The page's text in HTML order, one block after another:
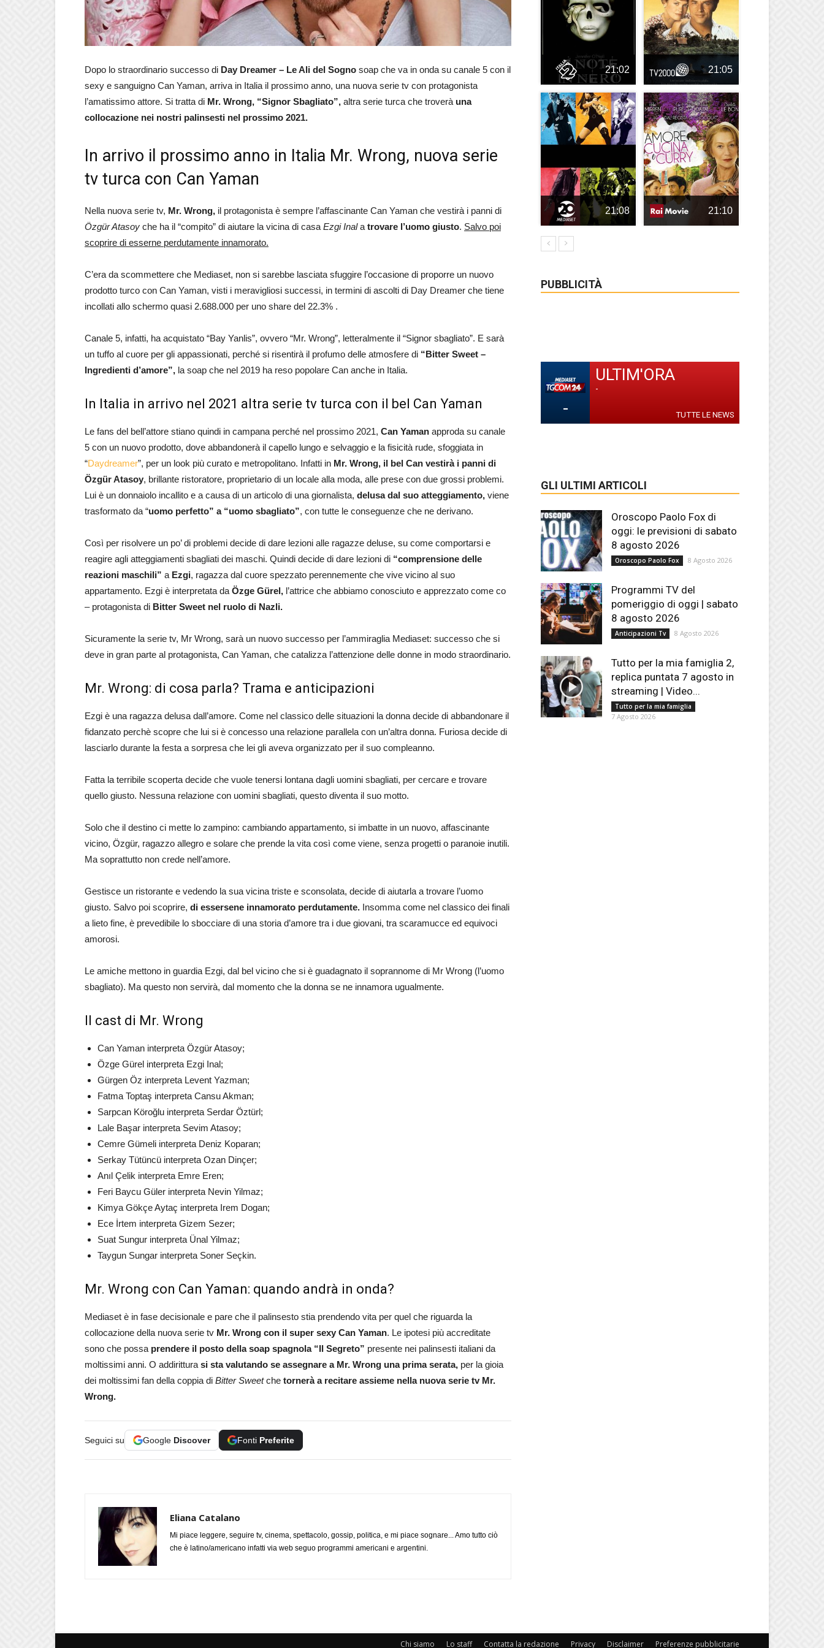
Dopo lo straordinario successo di Day Dreamer – Le Ali del Sogno soap che va in onda su canale 5 con il
sexy e sanguigno Can Yaman, arriva in Italia il prossimo anno, una nuova serie tv con protagonista
l’amatissimo attore. Si tratta di Mr. Wrong, “Signor Sbagliato”, altra serie turca che troverà una
collocazione nei nostri palinsesti nel prossimo 2021.
In arrivo il prossimo anno in Italia Mr. Wrong, nuova serie
tv turca con Can Yaman
Nella nuova serie tv, Mr. Wrong, il protagonista è sempre l’affascinante Can Yaman che vestirà i panni di
Özgür Atasoy che ha il “compito” di aiutare la vicina di casa Ezgi Inala trovare l’uomo giusto. Salvo poi
scoprire di esserne perdutamente innamorato.
C’era da scommettere che Mediaset, non si sarebbe lasciata sfuggire l’occasione di proporre un nuovo
prodotto turco con Can Yaman, visti i meravigliosi successi, in termini di ascolti di Day Dreamer che tiene
incollati allo schermo quasi 2.688.000 per uno share del 22.3% .
Canale 5, infatti, ha acquistato “Bay Yanlis”, ovvero “Mr. Wrong”, letteralmente il “Signor sbagliato”. E sarà
un tuffo al cuore per gli appassionati, perché si risentirà il profumo delle atmosfere di “Bitter Sweet –
Ingredienti d’amore”, la soap che nel 2019 ha reso popolare Can anche in Italia.
In Italia in arrivo nel 2021 altra serie tv turca con il bel Can Yaman
Le fans del bell’attore stiano quindi in campana perché nel prossimo 2021, Can Yaman approda su canale
5 con un nuovo prodotto, dove abbandonerà il capello lungo e selvaggio e la fisicità rude, sfoggiata in
“Daydreamer”, per un look più curato e metropolitano. Infatti in Mr. Wrong, il bel Can vestirà i panni di
Özgür Atasoy, brillante ristoratore, proprietario di un locale alla moda, alle prese con due grossi problemi.
Lui è un donnaiolo incallito e a causa di un articolo di una giornalista, delusa dal suo atteggiamento, viene
trasformato da “uomo perfetto” a “uomo sbagliato”, con tutte le conseguenze che ne derivano.
Così per risolvere un po’ di problemi decide di dare lezioni alle ragazze deluse, su come comportarsi e
reagire agli atteggiamenti sbagliati dei maschi. Quindi decide di dare lezioni di “comprensione delle
reazioni maschili” a Ezgi, ragazza dal cuore spezzato perennemente che vive vicino al suo
appartamento. Ezgi è interpretata da Özge Gürel, l’attrice che abbiamo conosciuto e apprezzato come co
– protagonista di Bitter Sweet nel ruolo di Nazli.
Sicuramente la serie tv, Mr Wrong, sarà un nuovo successo per l’ammiraglia Mediaset: successo che si
deve in gran parte al protagonista, Can Yaman, che catalizza l’attenzione delle donne in modo straordinario.
Mr. Wrong: di cosa parla? Trama e anticipazioni
Ezgi è una ragazza delusa dall’amore. Come nel classico delle situazioni la donna decide di abbandonare il
fidanzato perchè scopre che lui si è concesso una relazione parallela con un’altra donna. Furiosa decide di
lasciarlo durante la festa a sorpresa che lei gli aveva organizzato per il suo compleanno.
Fatta la terribile scoperta decide che vuole tenersi lontana dagli uomini sbagliati, per cercare e trovare
quello giusto. Nessuna relazione con uomini sbagliati, questo diventa il suo motto.
Solo che il destino ci mette lo zampino: cambiando appartamento, si imbatte in un nuovo, affascinante
vicino, Özgür, ragazzo allegro e solare che prende la vita così come viene, senza progetti o paranoie inutili.
Ma soprattutto non crede nell’amore.
Gestisce un ristorante e vedendo la sua vicina triste e sconsolata, decide di aiutarla a trovare l’uomo
giusto. Salvo poi scoprire, di essersene innamorato perdutamente. Insomma come nel classico dei finali
a lieto fine, è prevedibile lo sbocciare di una storia d’amore tra i due giovani, tra scaramucce ed equivoci
amorosi.
Le amiche mettono in guardia Ezgi, dal bel vicino che si è guadagnato il soprannome di Mr Wrong (l’uomo
sbagliato). Ma questo non servirà, dal momento che la donna se ne innamora ugualmente.
Il cast di Mr. Wrong
Can Yaman interpreta Özgür Atasoy;
Özge Gürel interpreta Ezgi Inal;
Gürgen Öz interpreta Levent Yazman;
Fatma Toptaş interpreta Cansu Akman;
Sarpcan Köroğlu interpreta Serdar Öztürl;
Lale Başar interpreta Sevim Atasoy;
Cemre Gümeli interpreta Deniz Koparan;
Serkay Tütüncü interpreta Ozan Dinçer;
Anıl Çelik interpreta Emre Eren;
Feri Baycu Güler interpreta Nevin Yilmaz;
Kimya Gökçe Aytaç interpreta Irem Dogan;
Ece İrtem interpreta Gizem Sezer;
Suat Sungur interpreta Ünal Yilmaz;
Taygun Sungar interpreta Soner Seçkin.
Mr. Wrong con Can Yaman: quando andrà in onda?
Mediaset è in fase decisionale e pare che il palinsesto stia prendendo vita per quel che riguarda la
collocazione della nuova serie tv Mr. Wrong con il super sexy Can Yaman. Le ipotesi più accreditate
sono che possa prendere il posto della soap spagnola “Il Segreto” presente nei palinsesti italiani da
moltissimi anni. O addirittura si sta valutando se assegnare a Mr. Wrong una prima serata, per la gioia
dei moltissimi fan della coppia di Bitter Sweetche tornerà a recitare assieme nella nuova serie tv Mr.
Wrong.
Seguici su Google Discover Fonti Preferite
Eliana Catalano
Mi piace leggere, seguire tv, cinema, spettacolo, gossip, politica, e mi piace sognare... Amo tutto ciò
che è latino/americano infatti via web seguo programmi americani e argentini.
21:02 21:05
21:08 21:10
PUBBLICITÀ
-
ULTIM'ORA
-
TUTTE LE NEWS
GLI ULTIMI ARTICOLI
Oroscopo Paolo Fox di
oggi: le previsioni di sabato
8 agosto 2026
Oroscopo Paolo Fox 8 Agosto 2026
Programmi TV del
pomeriggio di oggi | sabato
8 agosto 2026
Anticipazioni Tv 8 Agosto 2026
Tutto per la mia famiglia 2,
replica puntata 7 agosto in
streaming | Video...
Tutto per la mia famiglia
7 Agosto 2026
Chi siamo Lo staff Contatta la redazione Privacy Disclaimer Preferenze pubblicitarie